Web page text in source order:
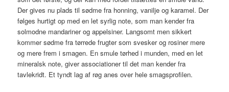
Der gives nu plads til sødme fra honning, vanilje og karamel. Der
følges hurtigt op med en let syrlig note, som man kender fra
solmodne mandariner og appelsiner. Langsomt men sikkert
kommer sødme fra tørrede frugter som svesker og rosiner mere
og mere frem i smagen. En smule tørhed i munden, med en let
mineralsk note, giver associationer til det man kender fra
tavlekridt. Et tyndt lag af røg anes over hele smagsprofilen.